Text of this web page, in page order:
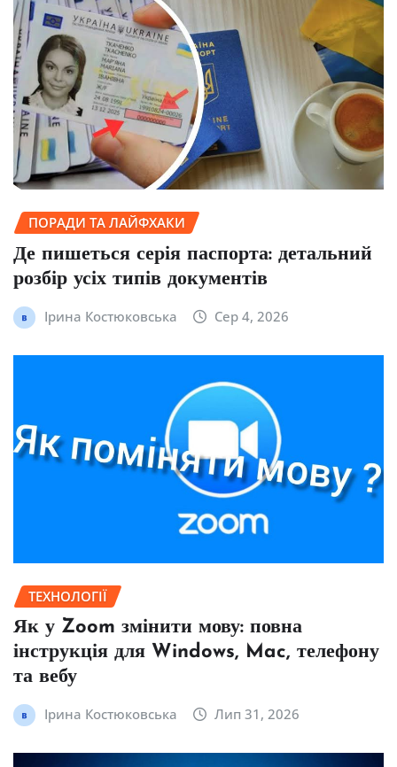
ПОРАДИ ТА ЛАЙФХАКИ
Де пишеться серія паспорта: детальний
розбір усіх типів документів
Ірина Костюковська Сер 4, 2026
ТЕХНОЛОГІЇ
Як у Zoom змінити мову: повна
інструкція для Windows, Mac, телефону
та вебу
Ірина Костюковська Лип 31, 2026